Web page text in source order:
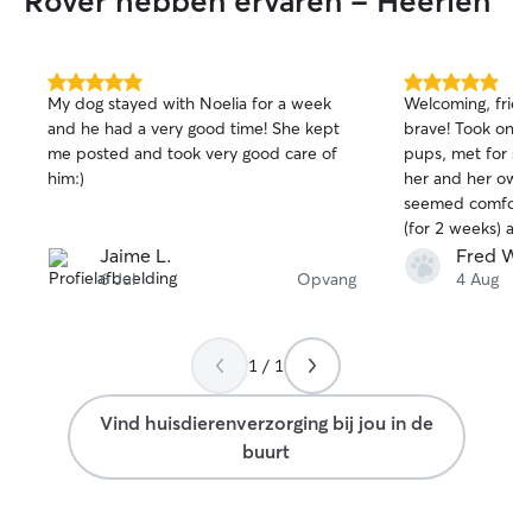
Masterarbeit,
Absprache am
betreuen, falls
bin. :) Ich habe momentan eine Katze zu
Hause, die sehr
ist auch sehr
Tiere würden
mit der Katze
klappen kann,
als ihr eigenes
Ihre Tiere zu
5.0
van
5
sterren
My dog stayed with Noelia for a week
and he had a very good time! She kept
me posted and took very good care of
him:)
Jaime L.
6 Jul Opvang
5.0
van
5
sterren
Welcoming,
brave! Took on
pups, met for
her and her
seemed
(for 2 weeks)
playful when
videos and
Fred W.
4 Aug
1 / 1
Vind huisdierenverzorging bij jou in de
buurt